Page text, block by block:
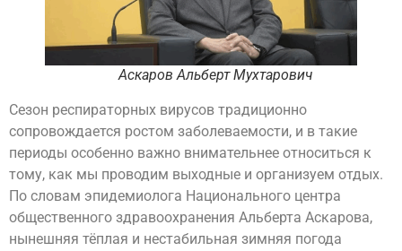
Аскаров Альберт Мухтарович
Сезон респираторных вирусов традиционно
сопровождается ростом заболеваемости, и в такие
периоды особенно важно внимательнее относиться к
тому, как мы проводим выходные и организуем отдых.
По словам эпидемиолога Национального центра
общественного здравоохранения Альберта Аскарова,
нынешняя тёплая и нестабильная зимняя погода